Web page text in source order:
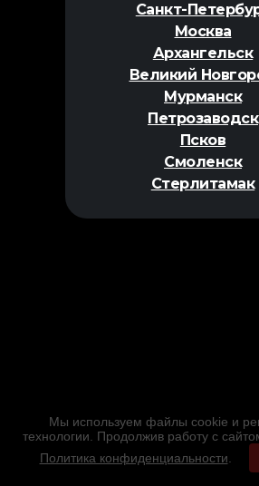
Санкт-
Москва
Архангельск
Великий
Мурманск
Петрозаводск
Псков
Смоленск
Стерлитамак
Мы используем файлы cookie и
технологии. Продолжив работу с
Политика конфиденциальности